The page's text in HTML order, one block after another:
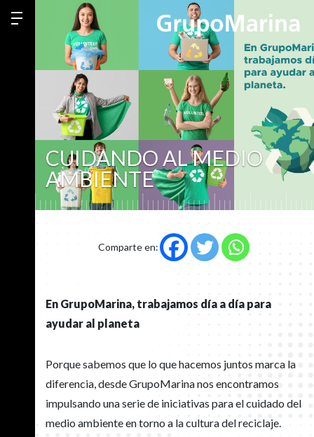
CUIDANDO AL MEDIO
AMBIENTE
Comparte en:
En GrupoMarina, trabajamos día a día para
ayudar al planeta
Porque sabemos que lo que hacemos juntos marca la
diferencia, desde GrupoMarina nos encontramos
impulsando una serie de iniciativas para el cuidado del
medio ambiente en torno a la cultura del reciclaje.